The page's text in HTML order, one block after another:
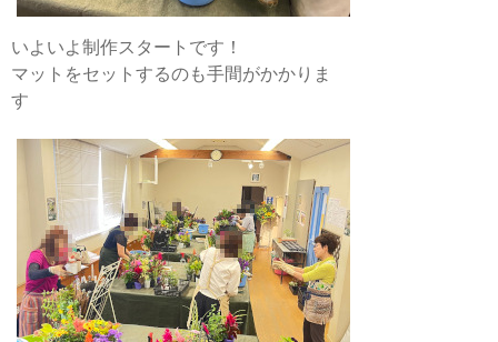
いよいよ制作スタートです！
マットをセットするのも手間がかかりま
す